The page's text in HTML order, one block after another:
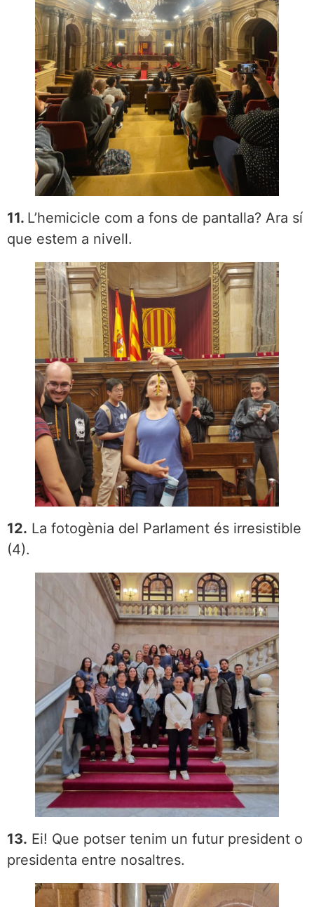
11. L’hemicicle com a fons de pantalla? Ara sí
que estem a nivell.
12. La fotogènia del Parlament és irresistible
(4).
13. Ei! Que potser tenim un futur president o
presidenta entre nosaltres.